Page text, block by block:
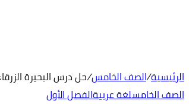
الرئيسية/الصف الخامس/حل درس البحيرة
الصف الخامسلغة عربيةالفصل الأول